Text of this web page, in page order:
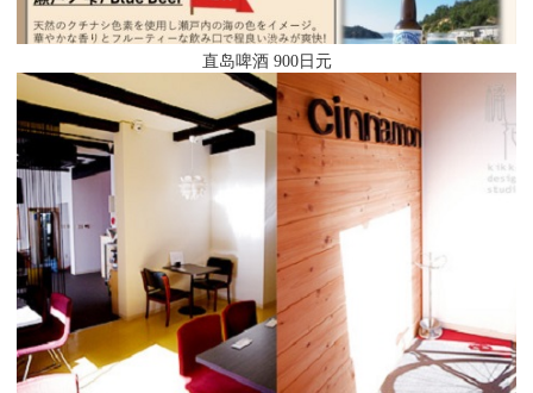
直岛啤酒 900日元